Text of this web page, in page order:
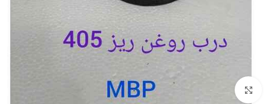
برای بزرگنمایی کلیک کنید